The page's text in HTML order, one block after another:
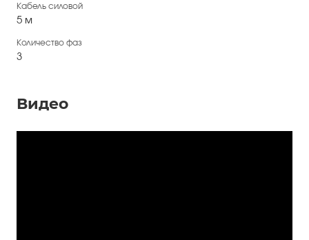
Кабель силовой
5 м
Количество фаз
3
Видео